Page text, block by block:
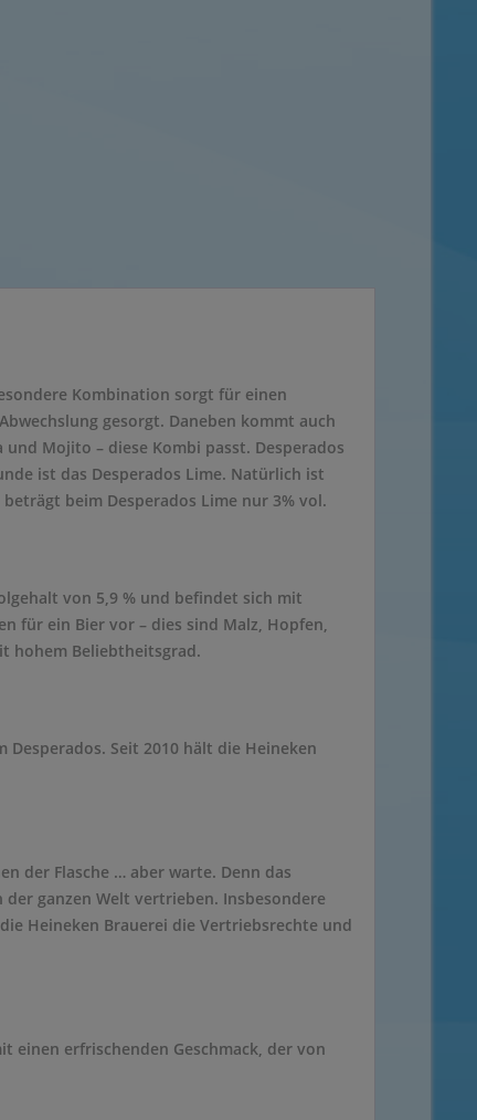
Kombination sorgt für einen
gesorgt. Daneben kommt auch
Mojito – diese Kombi passt. Desperados
ist das Desperados Lime. Natürlich ist
beim Desperados Lime nur 3% vol.
von 5,9 % und befindet sich mit
für ein Bier vor – dies sind Malz, Hopfen,
hohem Beliebtheitsgrad.
Seit 2010 hält die Heineken
der Flasche … aber warte. Denn das
ganzen Welt vertrieben. Insbesondere
Heineken Brauerei die Vertriebsrechte und
einen erfrischenden Geschmack, der von